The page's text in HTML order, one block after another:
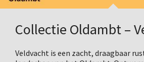
Collectie Oldambt –
Veldvacht is een zacht, draagbaar